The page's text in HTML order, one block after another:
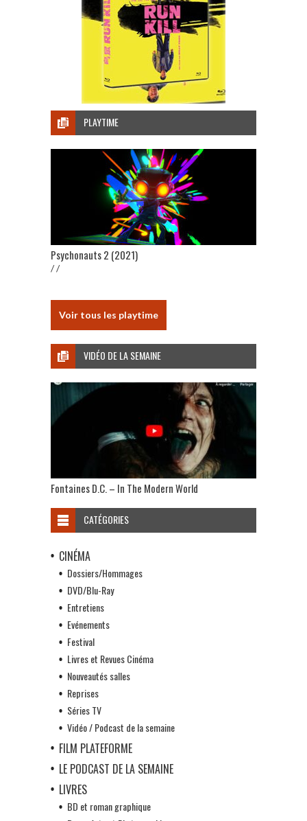
PLAYTIME
Psychonauts 2 (2021)
/ /
Voir tous les playtime
VIDÉO DE LA SEMAINE
Fontaines D.C. – In The Modern World
CATÉGORIES
CINÉMA
Dossiers/Hommages
DVD/Blu-Ray
Entretiens
Evénements
Festival
Livres et Revues Cinéma
Nouveautés salles
Reprises
Séries TV
Vidéo / Podcast de la semaine
FILM PLATEFORME
LE PODCAST DE LA SEMAINE
LIVRES
BD et roman graphique